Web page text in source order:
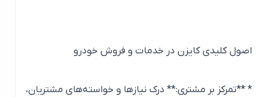
اصول کلیدی کایزن در خدمات و فروش خودرو
* **تمرکز بر مشتری:** درک نیازها و خواسته‌های مشتریان،